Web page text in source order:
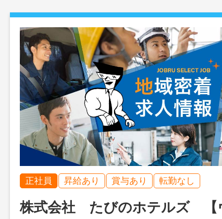
正社員 昇給あり 賞与あり 転勤なし
株式会社 たびのホテルズ 【